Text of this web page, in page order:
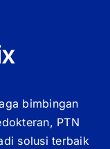
bimbingan
PTN
solusi terbaik